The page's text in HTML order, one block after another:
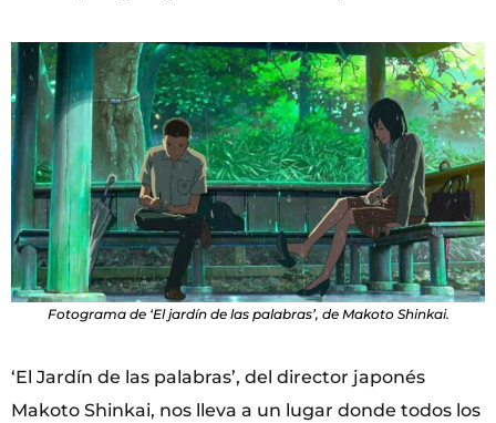
Fotograma de ‘El jardín de las palabras’, de Makoto Shinkai.
‘El Jardín de las palabras’, del director japonés
Makoto Shinkai, nos lleva a un lugar donde todos los